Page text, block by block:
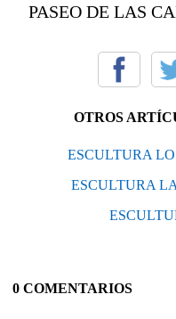
PASEO DE LAS
OTROS
ESCULTURA
ESCULTURA
0 COMENTARIOS